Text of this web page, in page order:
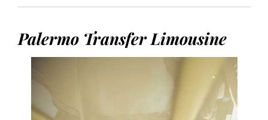
Palermo Transfer Limousine